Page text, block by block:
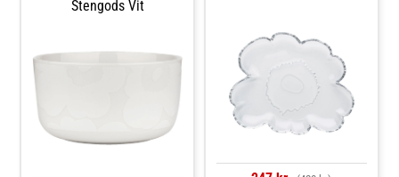
Stengods Vit